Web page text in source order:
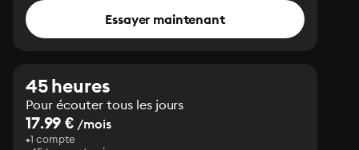
Essayer maintenant
45 heures
Pour écouter tous les jours
17.99 € /mois
1 compte